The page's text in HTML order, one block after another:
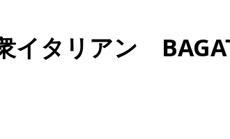
イタリアン